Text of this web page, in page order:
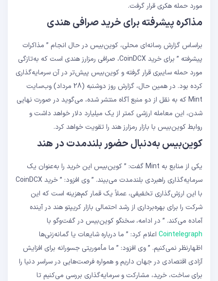
مورد حمله هکری قرار گرفت.
مذاکره پیشرفته برای خرید صرافی هندی
براساس گزارش رسانه‌ای محلی، کوین‌بیس در حال انجام ” مذاکرات
پیشرفته ” برای خرید CoinDCX، صرافی رمزارز هندی است که به‌تازگی
مورد حمله سایبری قرار گرفته و کوین‌بیس پیش‌تر در آن سرمایه‌گذاری
کرده بود. در همین حال، گزارش روز دوشنبه (28 مرداد) وب‌سایت
Mint که به نقل از دو منبع آگاه منتشر شده، می‌گوید در صورت نهایی
شدن، این معامله ارزشی کمتر از یک میلیارد دلار خواهد داشت و
روابط کوین‌بیس با بازار رمزارز هند را تقویت خواهد کرد.
کوین‌بیس به‌دنبال حضور بلندمدت در هند
یکی از منابع به Mint گفت: ” کوین‌بیس این خرید را به‌عنوان یک
سرمایه‌گذاری راهبردی بلندمدت می‌بیند. ” وی افزود: ” خرید CoinDCX
با این ارزش‌گذاری تخفیفی، عملاً یک قمار کم‌هزینه است که این
شرکت را برای بهره‌برداری از رشد احتمالی بازار کریپتو هند در آینده
آماده می‌کند. ” در ادامه، سخنگو کوین‌بیس در گفت‌وگو با
Cointelegraph اعلام کرد: ” ما درباره شایعات یا گمانه‌زنی‌ها
اظهارنظر نمی‌کنیم. ” وی افزود: ” ما مأموریتی جسورانه برای افزایش
آزادی اقتصادی در جهان داریم و همواره فرصت‌هایی در سراسر دنیا را
برای ساخت، خرید، مشارکت و سرمایه‌گذاری بررسی می‌کنیم تا